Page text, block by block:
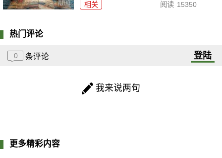
相关 阅读 15350
热门评论
0 条评论 登陆
我来说两句
更多精彩内容